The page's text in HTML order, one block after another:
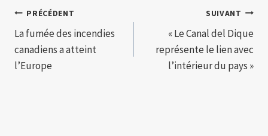
Navigation
de
l’article
PRÉCÉDENT
La fumée des incendies
canadiens a atteint
l’Europe
SUIVANT
« Le Canal del Dique
représente le lien avec
l’intérieur du pays »